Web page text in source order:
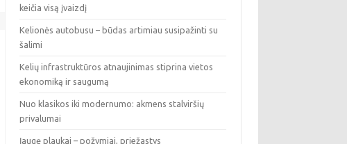
keičia visą įvaizdį
Kelionės autobusu – būdas artimiau susipažinti su
šalimi
Kelių infrastruktūros atnaujinimas stiprina vietos
ekonomiką ir saugumą
Nuo klasikos iki modernumo: akmens stalviršių
privalumai
Įaugę plaukai – požymiai, priežastys